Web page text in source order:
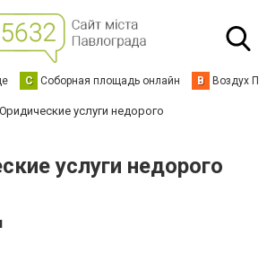
С Соборная площадь онлайн В Воздух
услуги недорого
услуги недорого